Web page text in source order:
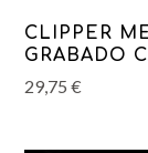
CLIPPER
GRABADO
29,75€